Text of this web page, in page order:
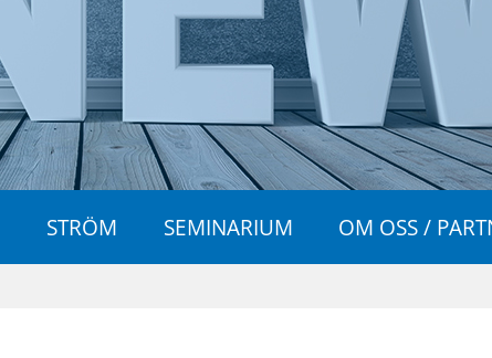
STRÖM SEMINARIUM OM OSS /